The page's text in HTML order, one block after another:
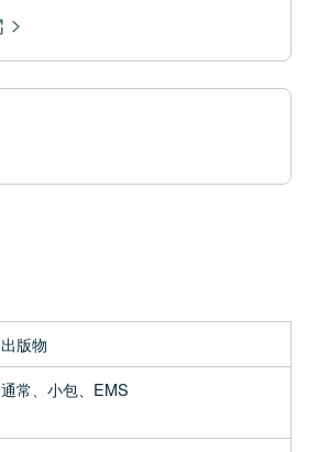
出版物
通常、小包、EMS